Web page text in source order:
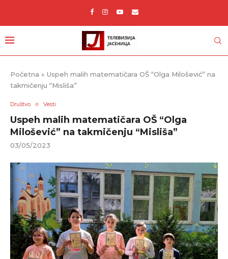
Početna » Uspeh malih matematičara OŠ “Olga Milošević” na
takmičenju “Misliša”
Društvo Vesti
Uspeh malih matematičara OŠ “Olga
Milošević” na takmičenju “Misliša”
03/05/2023